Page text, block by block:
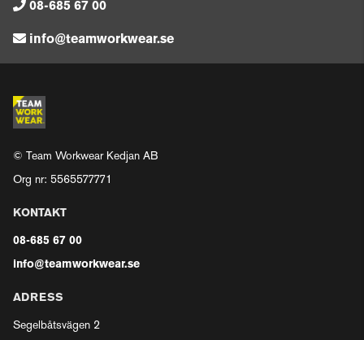
08-685 67 00
info@teamworkwear.se
© Team Workwear Kedjan AB
Org nr: 5565577771
KONTAKT
08-685 67 00
info@teamworkwear.se
ADRESS
Segelbåtsvägen 2